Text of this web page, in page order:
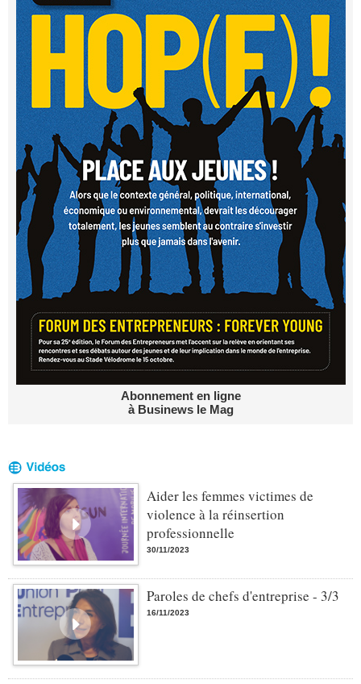
Abonnement en ligne
à Businews le Mag
Aider les femmes victimes de
violence à la réinsertion
professionnelle
30/11/2023
Paroles de chefs d'entreprise - 3/3
16/11/2023